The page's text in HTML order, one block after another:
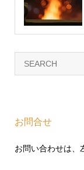
お問合せ
お問い合わせは、